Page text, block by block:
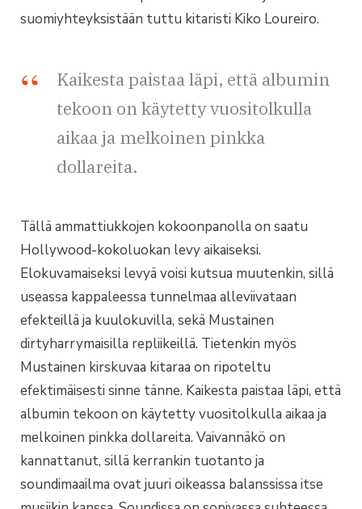
suomiyhteyksistään tuttu kitaristi Kiko Loureiro.
Kaikesta paistaa läpi, että albumin
tekoon on käytetty vuositolkulla
aikaa ja melkoinen pinkka
dollareita.
Tällä ammattiukkojen kokoonpanolla on saatu
Hollywood-kokoluokan levy aikaiseksi.
Elokuvamaiseksi levyä voisi kutsua muutenkin, sillä
useassa kappaleessa tunnelmaa alleviivataan
efekteillä ja kuulokuvilla, sekä Mustainen
dirtyharrymaisilla repliikeillä. Tietenkin myös
Mustainen kirskuvaa kitaraa on ripoteltu
efektimäisesti sinne tänne. Kaikesta paistaa läpi, että
albumin tekoon on käytetty vuositolkulla aikaa ja
melkoinen pinkka dollareita. Vaivannäkö on
kannattanut, sillä kerrankin tuotanto ja
soundimaailma ovat juuri oikeassa balanssissa itse